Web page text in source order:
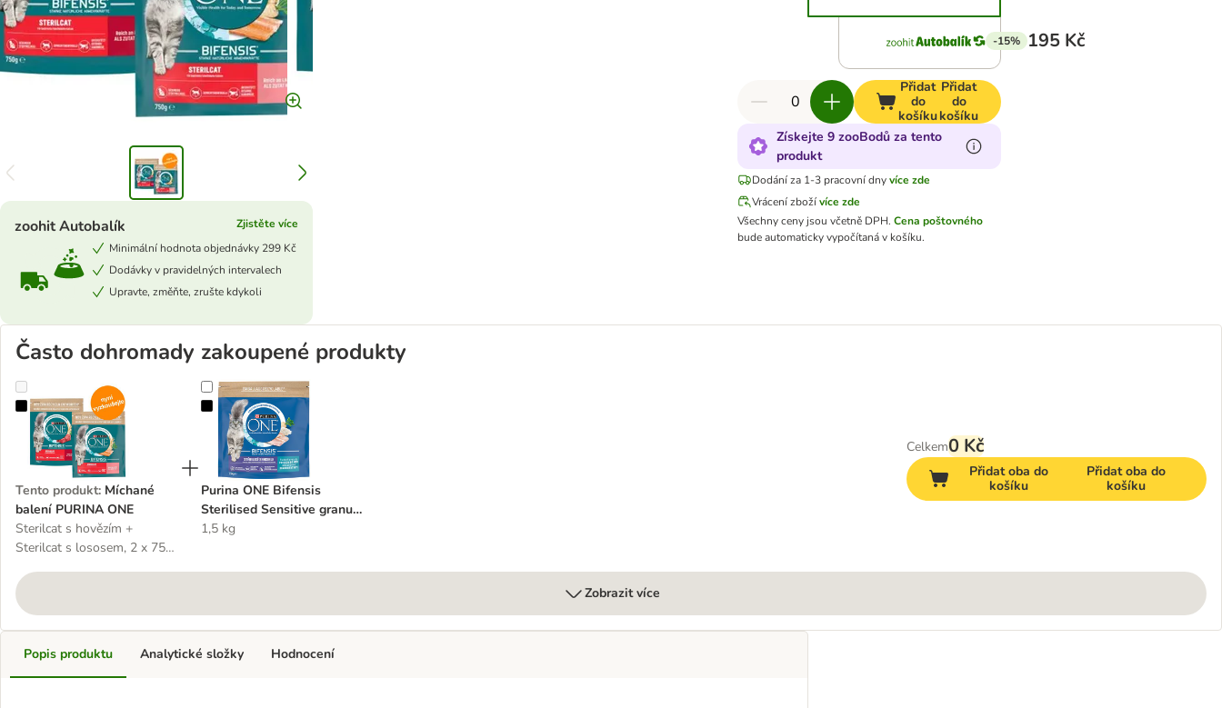
zoohit Autobalík
Zjistěte více
Minimální hodnota objednávky 299 Kč
Dodávky v pravidelných intervalech
Upravte, změňte, zrušte kdykoli
-15% 195 Kč
Přidat
do
košíku
Přidat
do
košíku
Získejte 9 zooBodů za tento
produkt
Dodání za 1-3 pracovní dnyvíce zde
Vrácení zbožívíce zde
Všechny ceny jsou včetně DPH. Cena poštovného
bude automaticky vypočítaná v košíku.
Často dohromady zakoupené produkty
Míchané balení PURINA ONE
Tento produkt: Míchané
balení PURINA ONE
Sterilcat s hovězím +
Sterilcat s lososem, 2 x 750
Purina ONE Bifensis Sterilised Sensitive granule mořské ryby
Purina ONE Bifensis
Sterilised Sensitive granule
mořské ryby
1,5 kg
Celkem0 Kč
Přidat oba do
košíku
Přidat oba do
košíku
Zobrazit více
Popis produktu Analytické složky Hodnocení